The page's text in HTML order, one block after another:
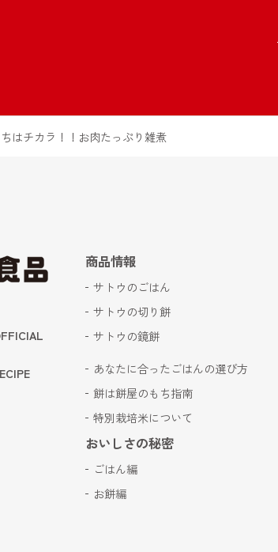
はチカラ！！お肉たっぷり雑煮
商品情報
サトウのごはん
サトウの切り餅
サトウの鏡餅
あなたに合ったごはんの選び方
餅は餅屋のもち指南
特別栽培米について
おいしさの秘密
ごはん編
お餅編